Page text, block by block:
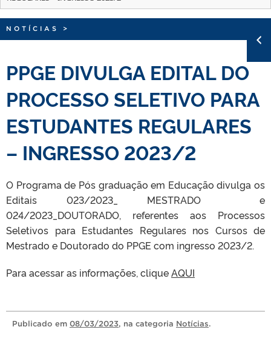
OUVIDORIA
TELEFONES
NOTÍCIAS >
PPGE DIVULGA EDITAL DO
PROCESSO SELETIVO PARA
ESTUDANTES REGULARES
– INGRESSO 2023/2
O Programa de Pós graduação em Educação divulga os
Editais 023/2023_ MESTRADO e
024/2023_DOUTORADO, referentes aos Processos
Seletivos para Estudantes Regulares nos Cursos de
Mestrado e Doutorado do PPGE com ingresso 2023/2.
Para acessar as informações, cliqueAQUI
Publicado em 08/03/2023, na categoria Notícias.